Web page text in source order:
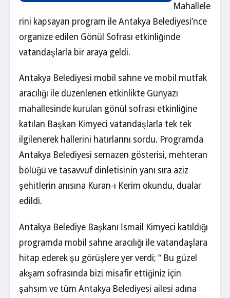
Mahallele
rini kapsayan program ile Antakya Belediyesi’nce
organize edilen Gönül Sofrası etkinliğinde
vatandaşlarla bir araya geldi.
Antakya Belediyesi mobil sahne ve mobil mutfak
aracılığı ile düzenlenen etkinlikte Günyazı
mahallesinde kurulan gönül sofrası etkinliğine
katılan Başkan Kimyeci vatandaşlarla tek tek
ilgilenerek hallerini hatırlarını sordu. Programda
Antakya Belediyesi semazen gösterisi, mehteran
bölüğü ve tasavvuf dinletisinin yanı sıra aziz
şehitlerin anısına Kuran-ı Kerim okundu, dualar
edildi.
Antakya Belediye Başkanı İsmail Kimyeci katıldığı
programda mobil sahne aracılığı ile vatandaşlara
hitap ederek şu görüşlere yer verdi; “ Bu güzel
akşam sofrasında bizi misafir ettiğiniz için
şahsım ve tüm Antakya Belediyesi ailesi adına